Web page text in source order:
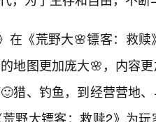
在《荒野大🌸镖客：救
地图更加庞大🌸，内容
猎、钓鱼，到经营营地
野大镖客：救赎2》为